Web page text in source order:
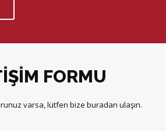
FORMU
varsa, lütfen bize buradan ulaşın.